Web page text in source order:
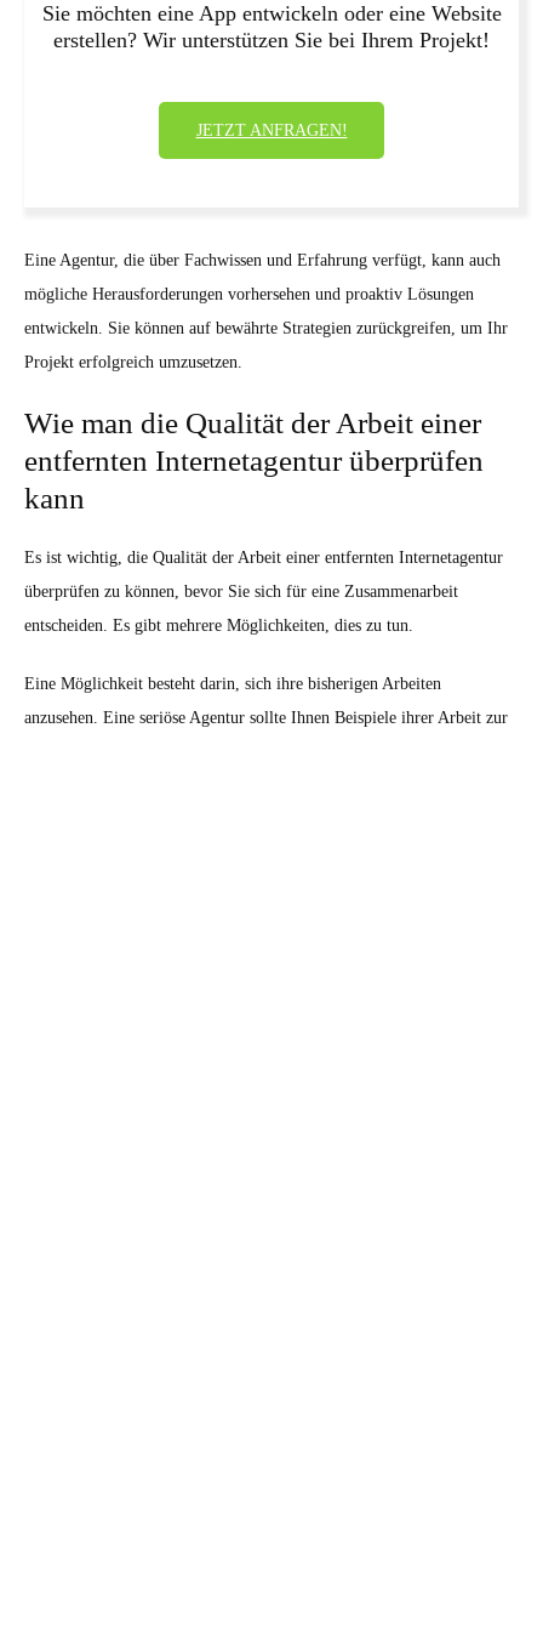
Sie möchten eine App entwickeln oder eine Website
erstellen? Wir unterstützen Sie bei Ihrem Projekt!
JETZT ANFRAGEN!
Eine Agentur, die über Fachwissen und Erfahrung verfügt, kann auch
mögliche Herausforderungen vorhersehen und proaktiv Lösungen
entwickeln. Sie können auf bewährte Strategien zurückgreifen, um Ihr
Projekt erfolgreich umzusetzen.
Wie man die Qualität der Arbeit einer
entfernten Internetagentur überprüfen
kann
Es ist wichtig, die Qualität der Arbeit einer entfernten Internetagentur
überprüfen zu können, bevor Sie sich für eine Zusammenarbeit
entscheiden. Es gibt mehrere Möglichkeiten, dies zu tun.
Eine Möglichkeit besteht darin, sich ihre bisherigen Arbeiten
anzusehen. Eine seriöse Agentur sollte Ihnen Beispiele ihrer Arbeit zur